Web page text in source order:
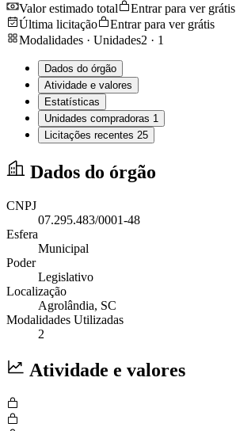
Valor estimado total
Entrar para ver grátis
Última licitação
Entrar para ver grátis
Modalidades · Unidades2 · 1
Dados do órgão
Atividade e valores
Estatísticas
Unidades compradoras 1
Licitações recentes 25
Dados do órgão
CNPJ
07.295.483/0001-48
Esfera
Municipal
Poder
Legislativo
Localização
Agrolândia, SC
Modalidades Utilizadas
2
Atividade e valores